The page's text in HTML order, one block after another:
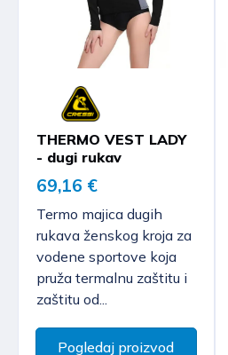
THERMO VEST LADY
- dugi rukav
69,16 €
Termo majica dugih
rukava ženskog kroja za
vodene sportove koja
pruža termalnu zaštitu i
zaštitu od...
Pogledaj proizvod